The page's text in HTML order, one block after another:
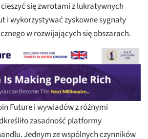
cieszyć się zwrotami z lukratywnych
i wykorzystywać zyskowne sygnały
w rozwijających się obszarach.
Future i wywiadów z różnymi
zasadność platformy
Jednym ze wspólnych czynników